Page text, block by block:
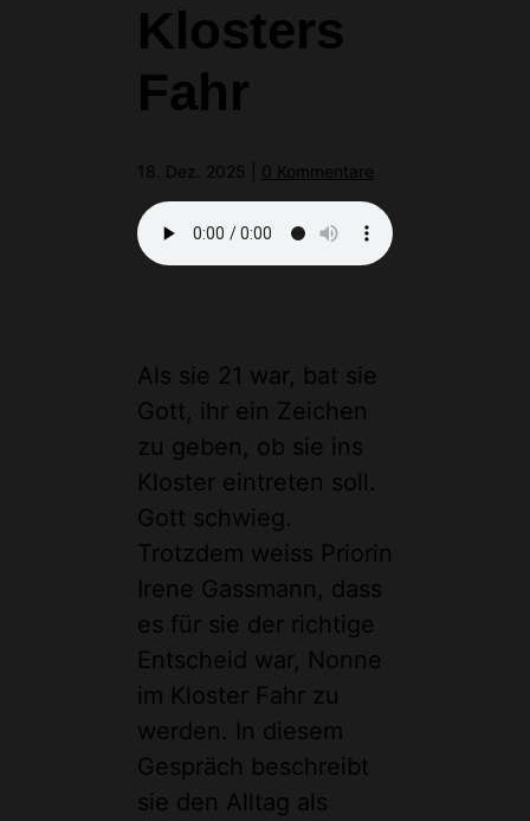
Klosters
Fahr
18. Dez. 2025 0 Kommentare
Als sie 21 war, bat sie
Gott, ihr ein Zeichen
zu geben, ob sie ins
Kloster eintreten soll.
Gott schwieg.
Trotzdem weiss Priorin
Irene Gassmann, dass
es für sie der richtige
Entscheid war, Nonne
im Kloster Fahr zu
werden. In diesem
Gespräch beschreibt
sie den Alltag als